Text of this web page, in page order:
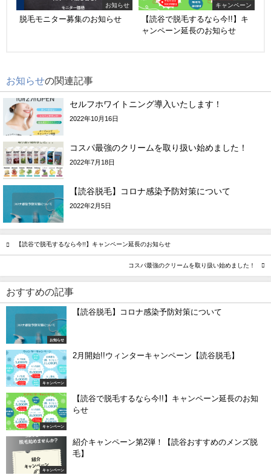
お知らせ
脱毛モニター募集のお知らせ
キャンペーン
【読谷で脱毛するなら今!!】キ
ャンペーン延長のお知らせ
お知らせの関連記事
セルフホワイトニング導入いたします！
2022年10月16日
コスパ最強のクリームを取り扱い始めました！
2022年7月18日
【読谷脱毛】コロナ感染予防対策について
2022年2月5日
【読谷で脱毛するなら今!!】キャンペーン延長のお知らせ
コスパ最強のクリームを取り扱い始めました！
おすすめの記事
お知らせ
【読谷脱毛】コロナ感染予防対策について
キャンペーン
2月開始!!ウィンターキャンペーン【読谷脱毛】
キャンペーン
【読谷で脱毛するなら今!!】キャンペーン延長のお知
らせ
キャンペーン
紹介キャンペーン第2弾！【読谷おすすめのメンズ脱
毛】